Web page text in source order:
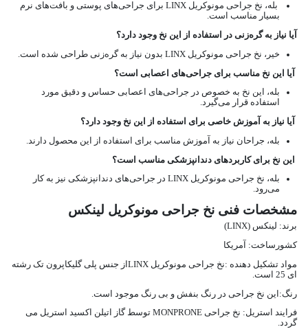
بله، نخ جراحی مونوکریل LINX برای جراحی‌های پوستی و بافت‌های نرم
بسیار مناسب است.
آیا نیاز به گره‌زنی در استفاده از این نخ وجود دارد؟
خیر، نخ جراحی مونوکریل LINX بدون نیاز به گره‌زنی طراحی شده است.
آیا این نخ مناسب برای جراحی‌های اعصابی است؟
بله، این نخ به خصوص در جراحی‌های اعصابی حساس و دقیق مورد
استفاده قرار می‌گیرد.
آیا نیاز به آموزش خاصی برای استفاده از این نخ وجود دارد؟
بله، جراحان نیاز به آموزش مناسب برای استفاده از این محصول دارند.
این نخ برای کاربردهای دندانپزشکی مناسب است؟
بله، نخ جراحی مونوکریل LINX در جراحی‌های دندانپزشکی نیز به کار
می‌رود.
مشخصات فنی نخ جراحی مونوکریل لینکس
برند: لینکس (LINX)
کشورساخت: آمریکا
مواد تشکیل دهنده :نخ جراحی مونوکریل LINXاز جنس پلی گلیکاپرون تک رشته
ای 25 است.
رنگ:این نخ جراحی در رنگ بنفش و بی رنگ موجود است.
فرایند استریل: نخ جراحی MONPRONE توسط گاز اتیلن اکسید استریل می
گردد.